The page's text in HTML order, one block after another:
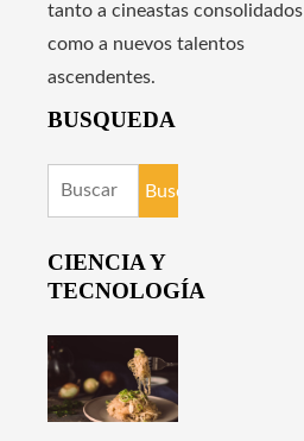
tanto a cineastas consolidados
como a nuevos talentos
ascendentes.
BUSQUEDA
Buscar:
CIENCIA Y
TECNOLOGÍA